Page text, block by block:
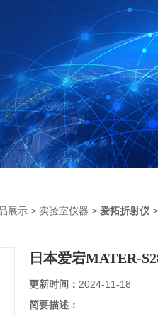
展示 > 实验室仪器 > 爱拓折射仪
日本爱宕MATER-
更新时间： 2024-11-18
简要描述：